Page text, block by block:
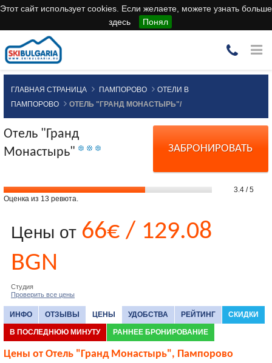
Этот сайт использует cookies. Если желаете, можете узнать больше
здесь
Понял
ГЛАВНАЯ СТРАНИЦА ПАМПОРОВО
ОТЕЛИ В
ПАМПОРОВО
ОТЕЛЬ "ГРАНД МОНАСТЫРЬ"/
ЗАБРОНИРОВАТЬ
Отель "Гранд
Монастырь"
3.4 / 5
Оценка из 13 ревюта.
Цены от 66€ / 129.08
BGN
Студия
Проверить все цены
ИНФО ОТЗЫВЫ ЦЕНЫ УДОБСТВА РЕЙТИНГ СКИДКИ
В ПОСЛЕДНЮЮ МИНУТУ РАННЕЕ БРОНИРОВАНИЕ
Цены от Отель "Гранд Монастырь", Пампорово